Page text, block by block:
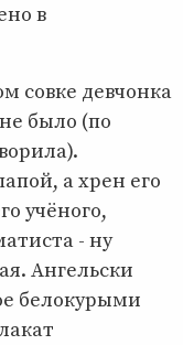
в
совке девчонка
было (по
а хрен его
учёного,
- ну
Ангельски
белокурыми